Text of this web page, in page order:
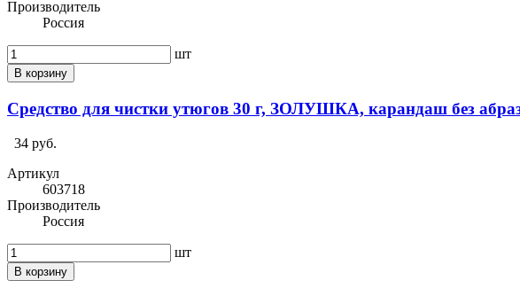
Производитель
Россия
шт
В корзину
Средство для чистки утюгов 30 г, ЗОЛУШКА, карандаш без
34 руб.
Артикул
603718
Производитель
Россия
шт
В корзину